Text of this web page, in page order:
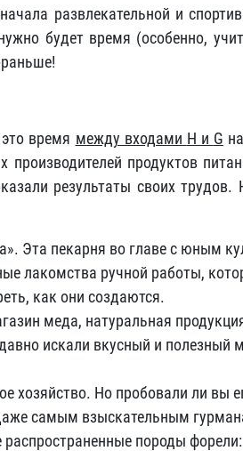
развлекательной и
будет время (особенно,
время между входами H и G
продуктов
результаты своих трудов.
Эта пекарня во главе с юным
лакомства ручной работы,
как они создаются.
меда, натуральная
искали вкусный и полезный
хозяйство. Но пробовали ли вы
самым взыскательным
распространенные породы